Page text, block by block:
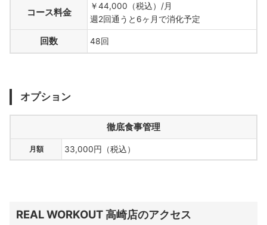
コース料金
￥44,000（税込）/月
週2回通うと6ヶ月で消化予定
回数 48回
オプション
徹底食事管理
月額 33,000円（税込）
REAL WORKOUT 高崎店のアクセス